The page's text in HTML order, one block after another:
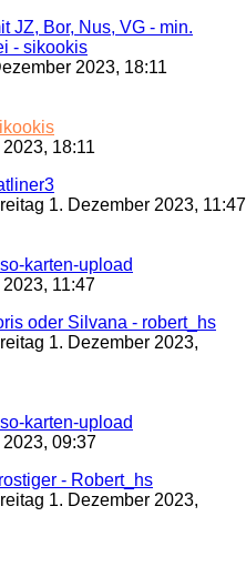
JZ, Bor, Nus, VG - min.
- sikookis
2023, 18:11
18:11
1. Dezember 2023, 11:47
karten-upload
11:47
oder Silvana - robert_hs
1. Dezember 2023,
karten-upload
09:37
- Robert_hs
1. Dezember 2023,